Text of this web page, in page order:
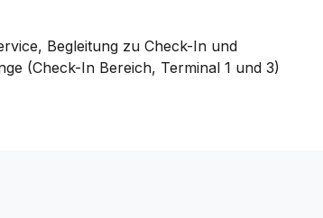
Begleitung zu Check-In und
(Check-In Bereich, Terminal 1 und 3)